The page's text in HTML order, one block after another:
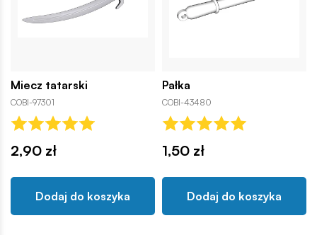
Miecz tatarski
COBI-97301
2,90 zł
Dodaj do koszyka
Pałka
COBI-43480
1,50 zł
Dodaj do koszyka